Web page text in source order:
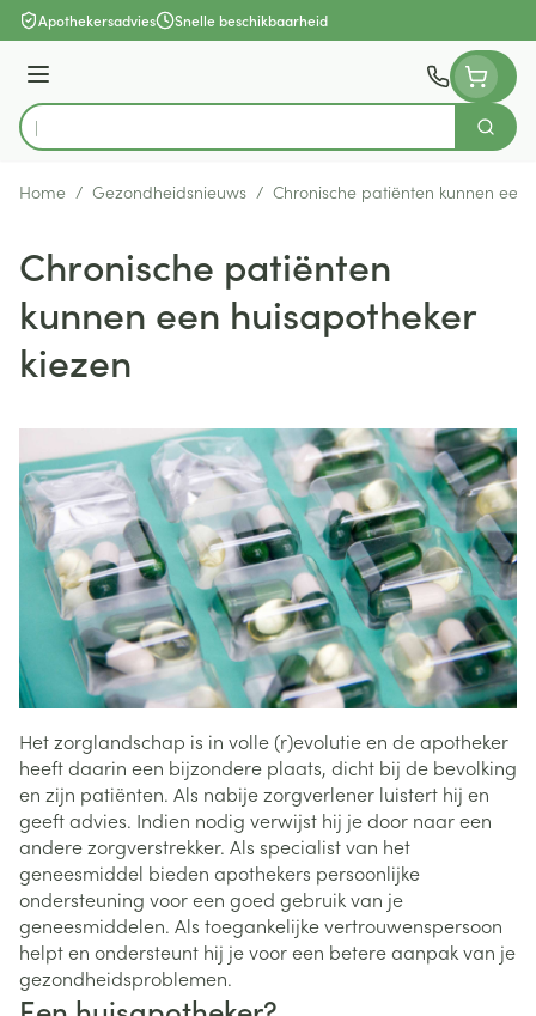
Ga naar de inhoud
Apothekersadvies Snelle beschikbaarheid
Menu
Product, merk, categorie...
Zoek
Home / Gezondheidsnieuws / Chronische patiënten kunnen een
Chronische patiënten
kunnen een huisapotheker
kiezen
Het zorglandschap is in volle (r)evolutie en de apotheker
heeft daarin een bijzondere plaats, dicht bij de bevolking
en zijn patiënten. Als nabije zorgverlener luistert hij en
geeft advies. Indien nodig verwijst hij je door naar een
andere zorgverstrekker. Als specialist van het
geneesmiddel bieden apothekers persoonlijke
ondersteuning voor een goed gebruik van je
geneesmiddelen. Als toegankelijke vertrouwenspersoon
helpt en ondersteunt hij je voor een betere aanpak van je
gezondheidsproblemen.